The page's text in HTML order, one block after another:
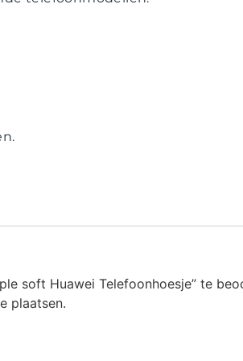
soft Huawei Telefoonhoesje” te
plaatsen.